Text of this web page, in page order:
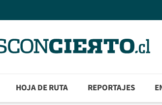
HOJA DE RUTA REPORTAJES